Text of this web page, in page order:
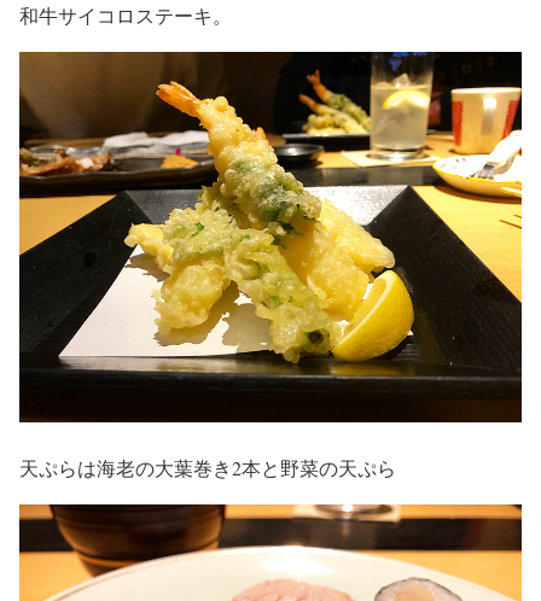
和牛サイコロステーキ。
天ぷらは海老の大葉巻き2本と野菜の天ぷら